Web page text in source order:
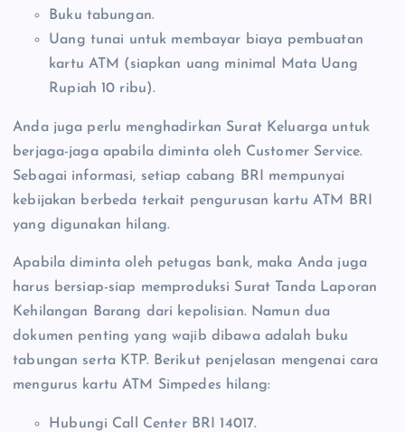
Buku tabungan.
Uang tunai untuk membayar biaya pembuatan
kartu ATM (siapkan uang minimal Mata Uang
Rupiah 10 ribu).
Anda juga perlu menghadirkan Surat Keluarga untuk
berjaga-jaga apabila diminta oleh Customer Service.
Sebagai informasi, setiap cabang BRI mempunyai
kebijakan berbeda terkait pengurusan kartu ATM BRI
yang digunakan hilang.
Apabila diminta oleh petugas bank, maka Anda juga
harus bersiap-siap memproduksi Surat Tanda Laporan
Kehilangan Barang dari kepolisian. Namun dua
dokumen penting yang wajib dibawa adalah buku
tabungan serta KTP. Berikut penjelasan mengenai cara
mengurus kartu ATM Simpedes hilang:
Hubungi Call Center BRI 14017.